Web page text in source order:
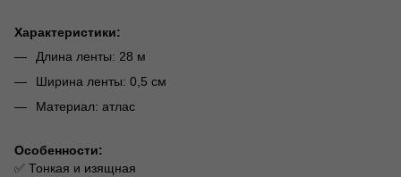
Характеристики:
Длина ленты: 28 м
Ширина ленты: 0,5 см
Материал: атлас
Особенности:
✅ Тонкая и изящная